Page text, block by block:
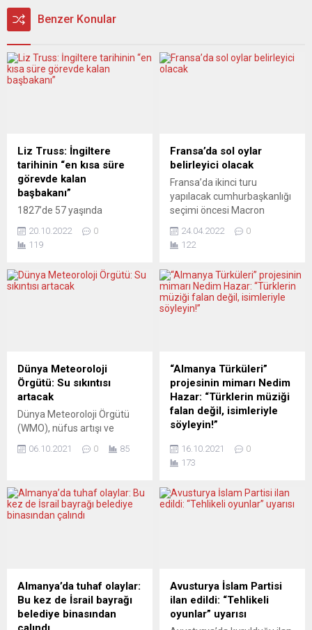
Benzer Konular
Liz Truss: İngiltere
tarihinin “en kısa süre
görevde kalan
başbakanı”
1827’de 57 yaşında
veremden hayatını
kaybeden Başbakan George
Cannings 118 gün görevde
Eylül’de göreve geldikten 44
başbakanlıktan istifasının
ardından parti içindeki
başbakanlık yarışını
Elizabeth’le Balmoral...
20.10.2022
0
119
Fransa’da sol oylar
belirleyici olacak
Fransa’da ikinci turu
yapılacak cumhurbaşkanlığı
seçimi öncesi Macron
anketlere göre Le Pen’in en
az 10 puan önünde. Ancak
seçim günü yaşanabilecek
ardı edilmiyor. Gözler sol
seçmenin oyunda.
Fransa’da pazar günü ikinci
Emmanuel Macron’un rakibi
Marine Le Pen’den...
24.04.2022
0
122
Dünya Meteoroloji
Örgütü: Su sıkıntısı
artacak
Dünya Meteoroloji Örgütü
(WMO), nüfus artışı ve
nedeniyle dünya genelinde
beklendiği uyarısında
bulundu. WMO Genel
Cenevre Ofisi’nde basın
toplantısı düzenledi. İklim
değişikliği nedeniyle sel ve
kuraklık gibi suyla...
06.10.2021 0 85
“Almanya Türküleri”
projesinin mimarı Nedim
Hazar: “Türklerin müziği
falan değil, isimleriyle
söyleyin!”
göçünün 60’ıncı yıl
kutlamaları çerçevesindeki
“Almanya Türküleri”nin
mimarı usta müzisyen,
tanınmadığına dikkat çekti.
Usta bir sanatçı, içten içe
işleyen bir yaramıza parmak
bastı. Müzisyen, yazar ve
16.10.2021
0
173
Almanya’da tuhaf olaylar:
Bu kez de İsrail bayrağı
belediye binasından
Avusturya İslam Partisi
ilan edildi: “Tehlikeli
oyunlar” uyarısı